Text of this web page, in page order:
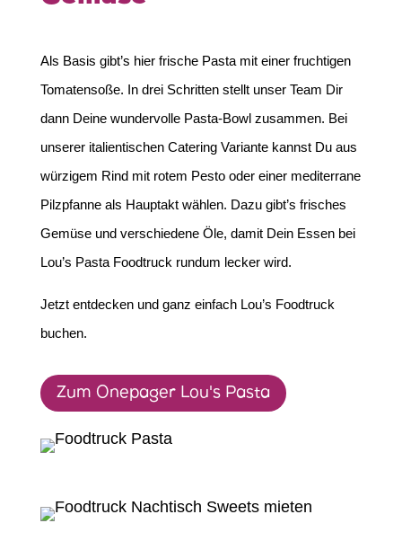
Als Basis gibt’s hier frische Pasta mit einer fruchtigen
Tomatensoße. In drei Schritten stellt unser Team Dir
dann Deine wundervolle Pasta-Bowl zusammen. Bei
unserer italientischen Catering Variante kannst Du aus
würzigem Rind mit rotem Pesto oder einer mediterrane
Pilzpfanne als Hauptakt wählen. Dazu gibt’s frisches
Gemüse und verschiedene Öle, damit Dein Essen bei
Lou’s Pasta Foodtruck rundum lecker wird.
Jetzt entdecken und ganz einfach Lou’s Foodtruck
buchen.
Zum Onepager Lou's Pasta